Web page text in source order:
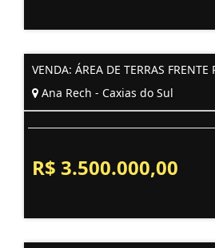
VENDA: ÁREA DE TERRAS FRENTE
Ana Rech - Caxias do Sul
R$ 3.500.000,00